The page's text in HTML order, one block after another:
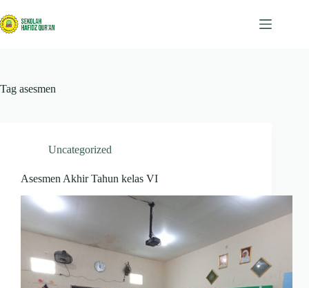
to
content
Tag asesmen
Uncategorized
Asesmen Akhir Tahun kelas VI